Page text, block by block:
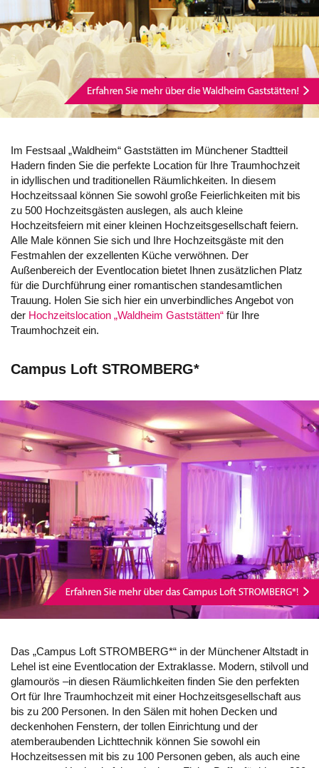
Im Festsaal „Waldheim“ Gaststätten im Münchener Stadtteil
Hadern finden Sie die perfekte Location für Ihre Traumhochzeit
in idyllischen und traditionellen Räumlichkeiten. In diesem
Hochzeitssaal können Sie sowohl große Feierlichkeiten mit bis
zu 500 Hochzeitsgästen auslegen, als auch kleine
Hochzeitsfeiern mit einer kleinen Hochzeitsgesellschaft feiern.
Alle Male können Sie sich und Ihre Hochzeitsgäste mit den
Festmahlen der exzellenten Küche verwöhnen. Der
Außenbereich der Eventlocation bietet Ihnen zusätzlichen Platz
für die Durchführung einer romantischen standesamtlichen
Trauung. Holen Sie sich hier ein unverbindliches Angebot von
der Hochzeitslocation „Waldheim Gaststätten“ für Ihre
Traumhochzeit ein.
Campus Loft STROMBERG*
Das „Campus Loft STROMBERG*“ in der Münchener Altstadt in
Lehel ist eine Eventlocation der Extraklasse. Modern, stilvoll und
glamourös –in diesen Räumlichkeiten finden Sie den perfekten
Ort für Ihre Traumhochzeit mit einer Hochzeitsgesellschaft aus
bis zu 200 Personen. In den Sälen mit hohen Decken und
deckenhohen Fenstern, der tollen Einrichtung und der
atemberaubenden Lichttechnik können Sie sowohl ein
Hochzeitsessen mit bis zu 100 Personen geben, als auch eine